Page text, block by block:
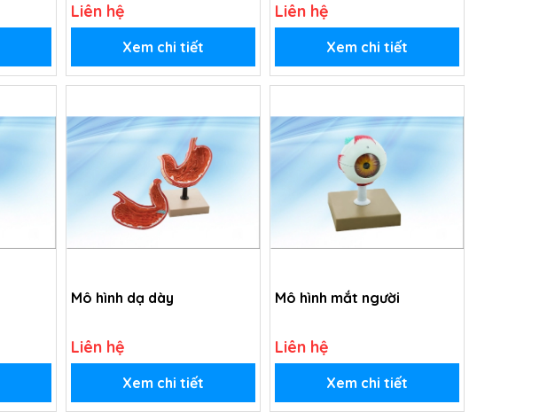
Liên hệ
Xem chi tiết
Liên hệ
Xem chi tiết
Mô hình dạ dày
Liên hệ
Xem chi tiết
Mô hình mắt người
Liên hệ
Xem chi tiết